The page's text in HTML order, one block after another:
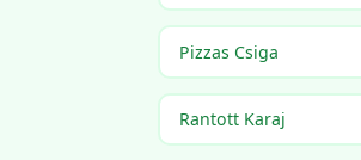
Pizzas Csiga
Rantott Karaj